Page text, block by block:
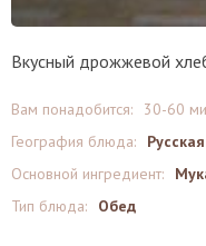
Вкусный дрожжевой
Вам понадобится:
30-60
География блюда:
Русская
Основной ингредиент:
Тип блюда:
Обед